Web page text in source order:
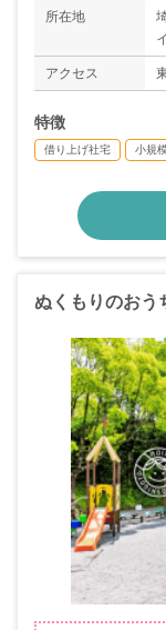
所在地
アクセス
特徴
借り上げ社宅 小規
ぬくもりのおう